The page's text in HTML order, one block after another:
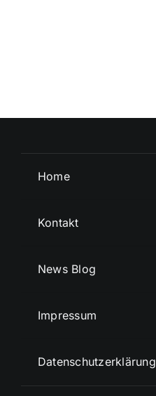
Home
Kontakt
News Blog
Impressum
Datenschutzerklärung